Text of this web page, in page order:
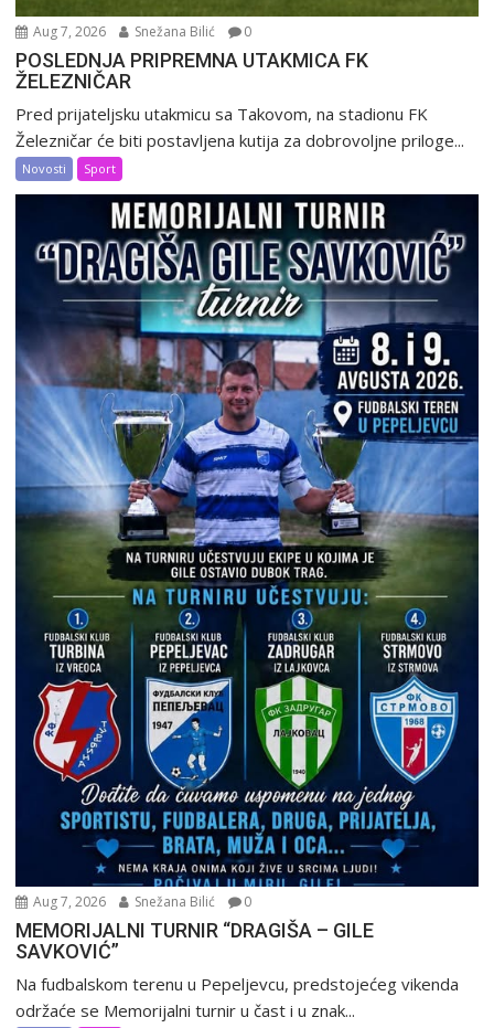
Aug 7, 2026 Snežana Bilić 0
POSLEDNJA PRIPREMNA UTAKMICA FK
ŽELEZNIČAR
Pred prijateljsku utakmicu sa Takovom, na stadionu FK
Železničar će biti postavljena kutija za dobrovoljne priloge...
Novosti Sport
Aug 7, 2026 Snežana Bilić 0
MEMORIJALNI TURNIR “DRAGIŠA – GILE
SAVKOVIĆ”
Na fudbalskom terenu u Pepeljevcu, predstojećeg vikenda
održaće se Memorijalni turnir u čast i u znak...